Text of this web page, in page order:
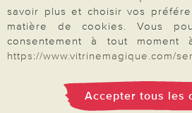
Besoin d'aide?
Mentions légales |CGV|Données &
savoir plus et choisir vos
matière de cookies. Vous
consentement à tout moment
https://www.vitrinemagique.com/
Accepter tous les